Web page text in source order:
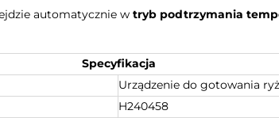
automatycznie w tryb podtrzymania
Specyfikacja
Urządzenie do gotowania
H240458